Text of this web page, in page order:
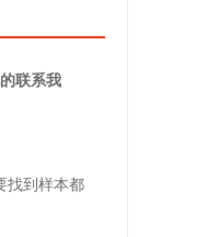
联系我
找到样本都